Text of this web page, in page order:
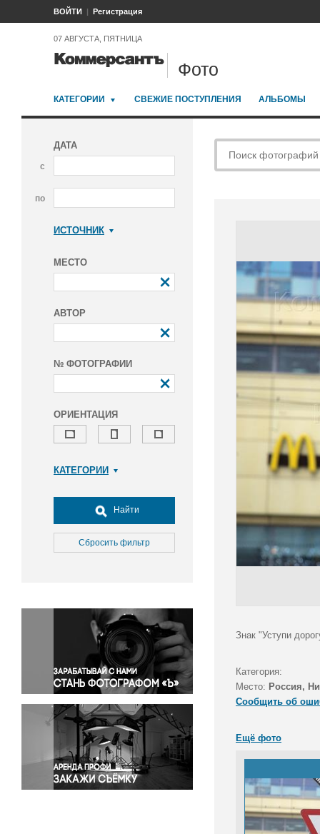
ВОЙТИ Регистрация
07 АВГУСТА, ПЯТНИЦА
Фото
КАТЕГОРИИ СВЕЖИЕ ПОСТУПЛЕНИЯ АЛЬБОМЫ
ДАТА
с
по
ИСТОЧНИК
МЕСТО
АВТОР
№ ФОТОГРАФИИ
ОРИЕНТАЦИЯ
КАТЕГОРИИ
Досуг, туризм и отдых
Культура
Медицина
Окружающая среда
Политика
Правосудие
Происшествия и конфликты
Религия
Светская жизнь
Спорт
Экология
Экономика и бизнес
Найти
Сбросить фильтр
Знак "Уступи
Категория:
Место: Россия,
Сообщить об
Ещё фото